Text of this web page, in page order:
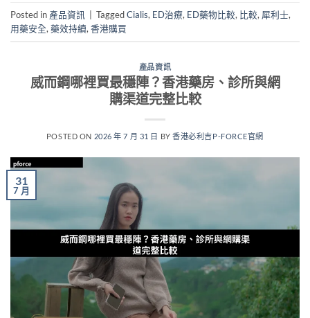
Posted in 產品資訊 TaggedCialis, ED治療, ED藥物比較, 比較, 犀利士,
用藥安全, 藥效持續, 香港購買
產品資訊
威而鋼哪裡買最穩陣？香港藥房、診所與網
購渠道完整比較
POSTED ON 2026 年 7 月 31 日 BY香港必利吉P-FORCE官網
31
7 月